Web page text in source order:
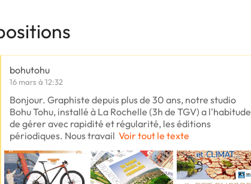
bohutohu
16 mars à 12:32
Bonjour. Graphiste depuis plus de 30 ans, notre studio
Bohu Tohu, installé à La Rochelle (3h de TGV) a l'habitude
de gérer avec rapidité et régularité, les éditions
périodiques. Nous travail Voir tout le texte